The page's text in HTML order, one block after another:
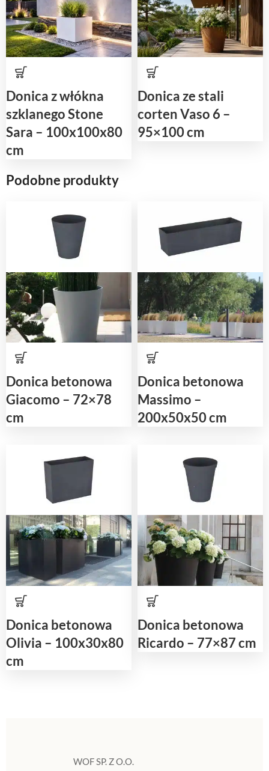
Donica z włókna
szklanego Stone
Sara – 100x100x80
cm
Donica ze stali
corten Vaso 6 –
95×100 cm
Podobne produkty
Donica betonowa
Giacomo – 72×78
cm
Donica betonowa
Massimo –
200x50x50 cm
Donica betonowa
Olivia – 100x30x80
cm
Donica betonowa
Ricardo – 77×87 cm
WOF SP. Z O.O.